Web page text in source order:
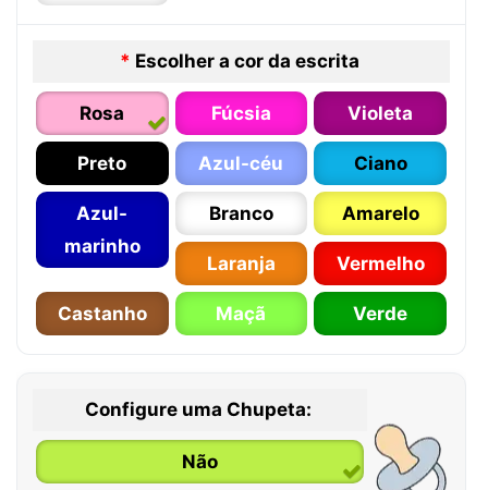
* Escolher a cor da escrita
Rosa Fúcsia Violeta
Preto Azul-céu Ciano
Azul-
marinho
Branco Amarelo
Laranja Vermelho
Castanho Maçã Verde
Configure uma Chupeta:
Não